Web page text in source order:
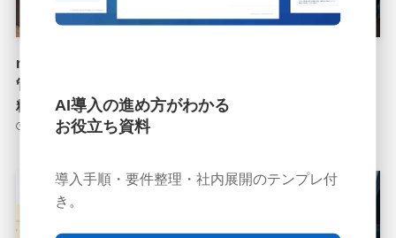
n8nでA/Bテストの分析・
管理を自動化！AI活用で高
精度な高速PDCAを実現
2025年12月22日
格戦略立案に集中しよう
マーケティング職 マーケティング職
AI導入の進め方がわかる
お役立ち資料
導入手順・要件整理・社内展開のテンプレ付
き。